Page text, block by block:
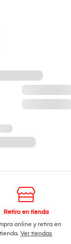
Retiro en tienda
online y retira en
tienda.Ver tiendas